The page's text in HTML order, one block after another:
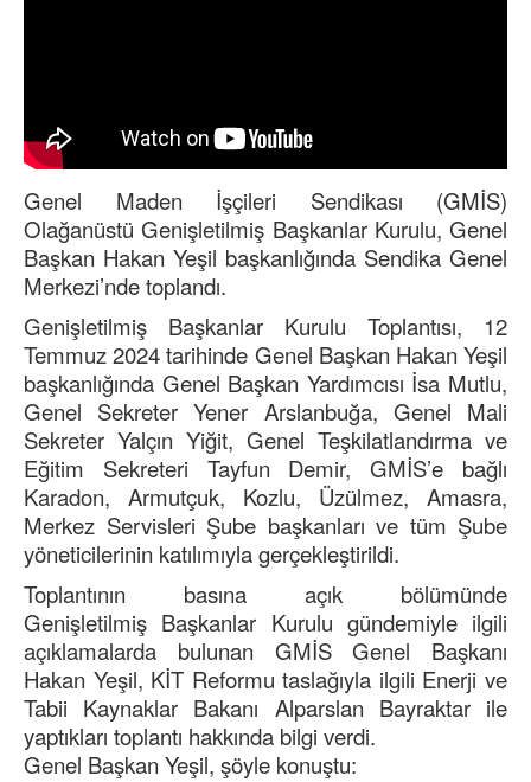
Genel Maden İşçileri Sendikası (GMİS)
Olağanüstü Genişletilmiş Başkanlar Kurulu, Genel
Başkan Hakan Yeşil başkanlığında Sendika Genel
Merkezi’nde toplandı.
Genişletilmiş Başkanlar Kurulu Toplantısı, 12
Temmuz 2024 tarihinde Genel Başkan Hakan Yeşil
başkanlığında Genel Başkan Yardımcısı İsa Mutlu,
Genel Sekreter Yener Arslanbuğa, Genel Mali
Sekreter Yalçın Yiğit, Genel Teşkilatlandırma ve
Eğitim Sekreteri Tayfun Demir, GMİS’e bağlı
Karadon, Armutçuk, Kozlu, Üzülmez, Amasra,
Merkez Servisleri Şube başkanları ve tüm Şube
yöneticilerinin katılımıyla gerçekleştirildi.
Toplantının basına açık bölümünde
Genişletilmiş Başkanlar Kurulu gündemiyle ilgili
açıklamalarda bulunan GMİS Genel Başkanı
Hakan Yeşil, KİT Reformu taslağıyla ilgili Enerji ve
Tabii Kaynaklar Bakanı Alparslan Bayraktar ile
yaptıkları toplantı hakkında bilgi verdi.
Genel Başkan Yeşil, şöyle konuştu: